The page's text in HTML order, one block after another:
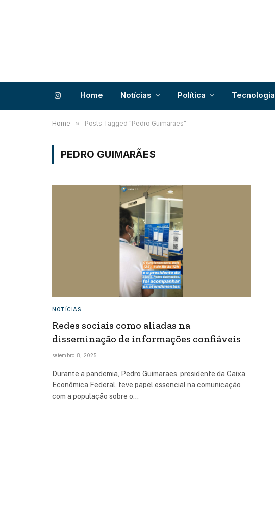
InstagramHome Notícias Política Tecnologia
Home » Posts Tagged "Pedro Guimarães"
PEDRO GUIMARÃES
NOTÍCIAS
Redes sociais como aliadas na
disseminação de informações confiáveis
setembro 8, 2025
Durante a pandemia, Pedro Guimaraes, presidente da Caixa
Econômica Federal, teve papel essencial na comunicação
com a população sobre o…